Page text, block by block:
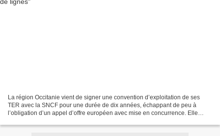
La région Occitanie vient de signer une convention d’exploitation de ses
TER avec la SNCF pour une durée de dix années, échappant de peu à
l’obligation d’un appel d’offre européen avec mise en concurrence. Elle